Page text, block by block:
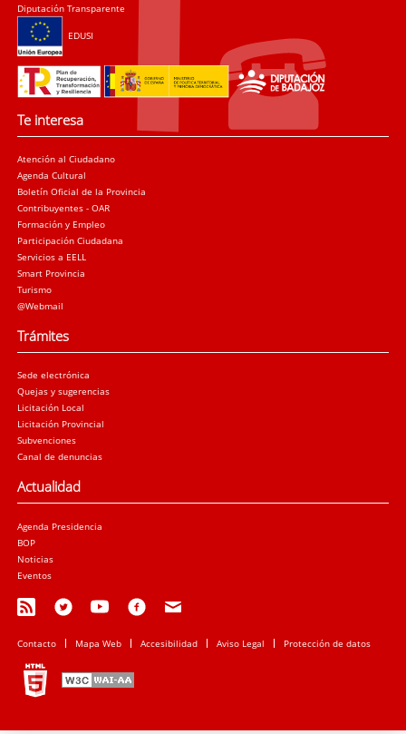
Diputación Transparente
EDUSI
Te interesa
Atención al Ciudadano
Agenda Cultural
Boletín Oficial de la Provincia
Contribuyentes - OAR
Formación y Empleo
Participación Ciudadana
Servicios a EELL
Smart Provincia
Turismo
@Webmail
Trámites
Sede electrónica
Quejas y sugerencias
Licitación Local
Licitación Provincial
Subvenciones
Canal de denuncias
Actualidad
Agenda Presidencia
BOP
Noticias
Eventos
Contacto Mapa Web Accesibilidad Aviso Legal Protección de datos